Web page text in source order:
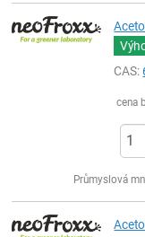
CAS:
cena
Průmyslová